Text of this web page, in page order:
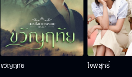
ขวัญฤทัย ใจพิสุทธิ์